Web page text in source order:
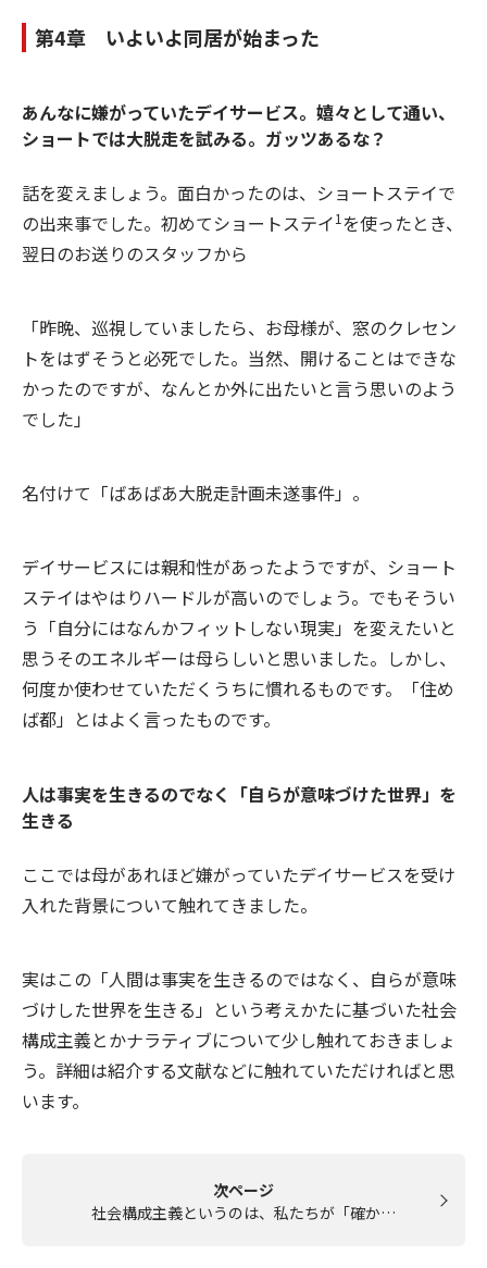
第4章 いよいよ同居が始まった
あんなに嫌がっていたデイサービス。嬉々として通い、
ショートでは大脱走を試みる。ガッツあるな？
話を変えましょう。面白かったのは、ショートステイで
の出来事でした。初めてショートステイ1 を使ったとき、
翌日のお送りのスタッフから
「昨晩、巡視していましたら、お母様が、窓のクレセン
トをはずそうと必死でした。当然、開けることはできな
かったのですが、なんとか外に出たいと言う思いのよう
でした」
名付けて「ばあばあ大脱走計画未遂事件」。
デイサービスには親和性があったようですが、ショート
ステイはやはりハードルが高いのでしょう。でもそうい
う「自分にはなんかフィットしない現実」を変えたいと
思うそのエネルギーは母らしいと思いました。しかし、
何度か使わせていただくうちに慣れるものです。「住め
ば都」とはよく言ったものです。
人は事実を生きるのでなく「自らが意味づけた世界」を
生きる
ここでは母があれほど嫌がっていたデイサービスを受け
入れた背景について触れてきました。
実はこの「人間は事実を生きるのではなく、自らが意味
づけした世界を生きる」という考えかたに基づいた社会
構成主義とかナラティブについて少し触れておきましょ
う。詳細は紹介する文献などに触れていただければと思
います。
次ページ
社会構成主義というのは、私たちが「確か…